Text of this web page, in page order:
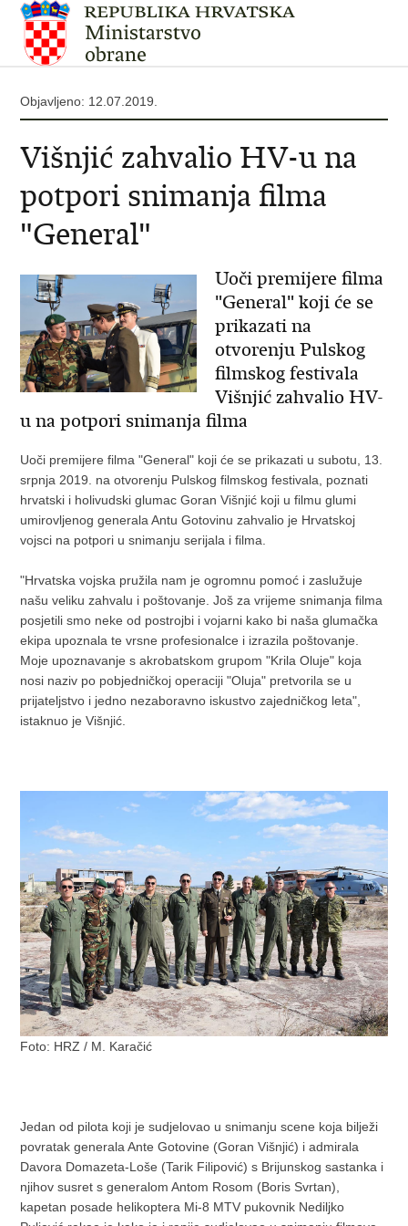
Objavljeno: 12.07.2019.
Višnjić zahvalio HV-u na
potpori snimanja filma
"General"
Uoči premijere filma
"General" koji će se
prikazati na
otvorenju Pulskog
filmskog festivala
Višnjić zahvalio HV-
u na potpori snimanja filma
Uoči premijere filma "General" koji će se prikazati u subotu, 13.
srpnja 2019. na otvorenju Pulskog filmskog festivala, poznati
hrvatski i holivudski glumac Goran Višnjić koji u filmu glumi
umirovljenog generala Antu Gotovinu zahvalio je Hrvatskoj
vojsci na potpori u snimanju serijala i filma.
"Hrvatska vojska pružila nam je ogromnu pomoć i zaslužuje
našu veliku zahvalu i poštovanje. Još za vrijeme snimanja filma
posjetili smo neke od postrojbi i vojarni kako bi naša glumačka
ekipa upoznala te vrsne profesionalce i izrazila poštovanje.
Moje upoznavanje s akrobatskom grupom "Krila Oluje" koja
nosi naziv po pobjedničkoj operaciji "Oluja" pretvorila se u
prijateljstvo i jedno nezaboravno iskustvo zajedničkog leta",
istaknuo je Višnjić.
Foto: HRZ / M. Karačić
Jedan od pilota koji je sudjelovao u snimanju scene koja bilježi
povratak generala Ante Gotovine (Goran Višnjić) i admirala
Davora Domazeta-Loše (Tarik Filipović) s Brijunskog sastanka i
njihov susret s generalom Antom Rosom (Boris Svrtan),
kapetan posade helikoptera Mi-8 MTV pukovnik Nediljko